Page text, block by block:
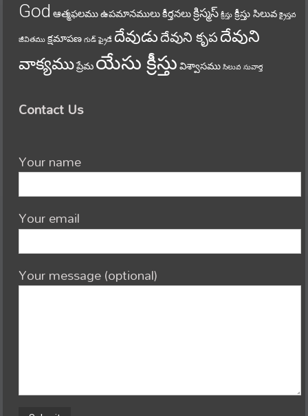
God ఆత్మఫలముఉపమానములుకీర్తనలుక్రిస్మస్ క్రీస్తు క్రీస్తు సిలువ క్రైస్తవ
జీవితము క్షమాపణ గుడ్ ఫ్రైడే దేవుడుదేవుని కృపదేవుని
వాక్యముప్రేమ యేసు క్రీస్తు విశ్వాసము సిలువ సువార్త
Contact Us
Your name
Your email
Your message (optional)